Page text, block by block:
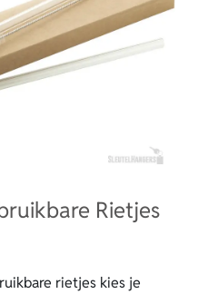
Rietjes
rietjes kies je